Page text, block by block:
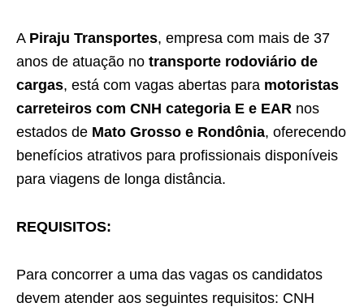
A Piraju Transportes, empresa com mais de 37
anos de atuação no transporte rodoviário de
cargas, está com vagas abertas para motoristas
carreteiros com CNH categoria E e EAR nos
estados de Mato Grosso e Rondônia, oferecendo
benefícios atrativos para profissionais disponíveis
para viagens de longa distância.
REQUISITOS:
Para concorrer a uma das vagas os candidatos
devem atender aos seguintes requisitos: CNH